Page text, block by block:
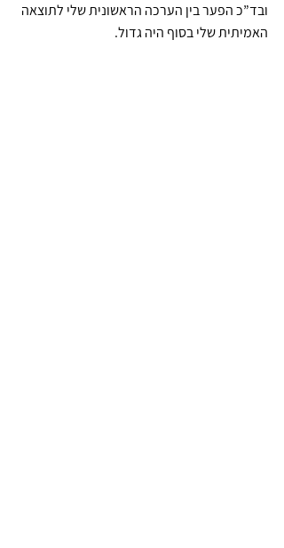
ובד”כ הפער בין הערכה הראשונית שלי לתוצאה
האמיתית שלי בסוף היה גדול.